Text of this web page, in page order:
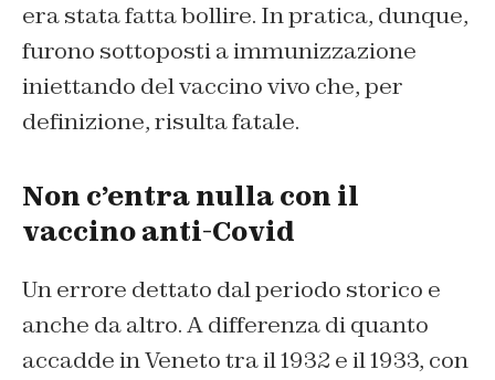
era stata fatta bollire. In pratica, dunque,
furono sottoposti a immunizzazione
iniettando del vaccino vivo che, per
definizione, risulta fatale.
Non c’entra nulla con il
vaccino anti-Covid
Un errore dettato dal periodo storico e
anche da altro. A differenza di quanto
accadde in Veneto tra il 1932 e il 1933, con